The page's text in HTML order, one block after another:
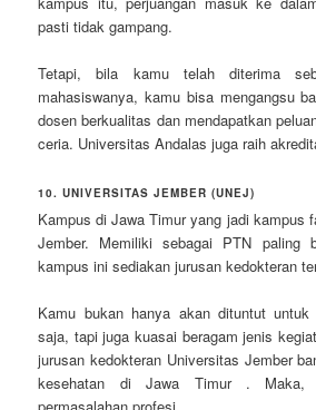
pasti tidak gampang.
Tetapi, bila kamu telah diterima
mahasiswanya, kamu bisa mengangsu
dosen berkualitas dan mendapatkan
ceria. Universitas Andalas juga raih
10. UNIVERSITAS JEMBER (UNEJ)
Kampus di Jawa Timur yang jadi kampus
Jember. Memiliki sebagai PTN paling
kampus ini sediakan jurusan kedokteran
Kamu bukan hanya akan dituntut
saja, tapi juga kuasai beragam jenis
jurusan kedokteran Universitas Jember
kesehatan di Jawa Timur . Maka,